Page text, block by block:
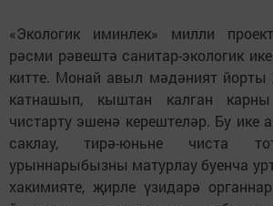
«Экологик иминлек» милли
рәсми рәвештә санитар-экологик
китте. Монай авыл мәдәният йорты
катнашып, кыштан калган
чистарту эшенә керештеләр. Бу ике
саклау, тирә-юньне чиста
урыннарыбызны матурлау буенча
хакимияте, җирле үзидарә